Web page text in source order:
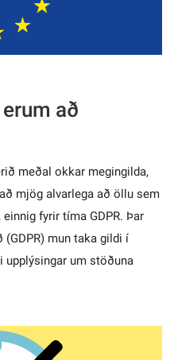
að
meðal okkar megingilda,
mjög alvarlega að öllu sem
fyrir tíma GDPR. Þar
(GDPR) mun taka gildi í
upplýsingar um stöðuna